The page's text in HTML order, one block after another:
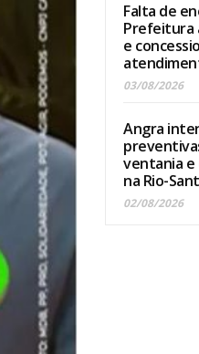
Falta de
Prefeitura
e
03/08/2026
Angra
ventania
na Rio-
02/08/2026